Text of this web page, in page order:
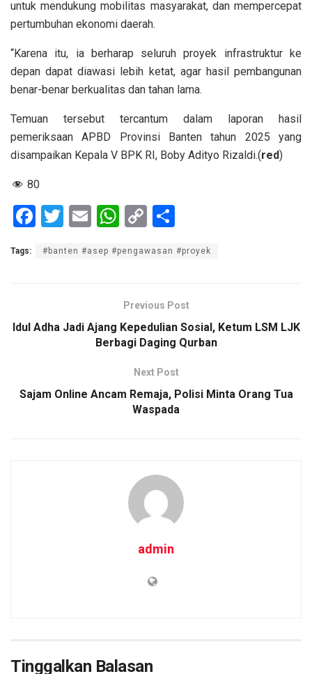
untuk mendukung mobilitas masyarakat, dan mempercepat
pertumbuhan ekonomi daerah.
“Karena itu, ia berharap seluruh proyek infrastruktur ke
depan dapat diawasi lebih ketat, agar hasil pembangunan
benar-benar berkualitas dan tahan lama.
Temuan tersebut tercantum dalam laporan hasil
pemeriksaan APBD Provinsi Banten tahun 2025 yang
disampaikan Kepala V BPK RI, Boby Adityo Rizaldi.(red)
80
F
ce
o
T
tt
E
ail
W
at
A
p
p
C
py
n
k
ar
Tags: #banten #asep #pengawasan #proyek
Previous Post
Idul Adha Jadi Ajang Kepedulian Sosial, Ketum LSM LJK
Berbagi Daging Qurban
Next Post
Sajam Online Ancam Remaja, Polisi Minta Orang Tua
Waspada
admin
Tinggalkan Balasan